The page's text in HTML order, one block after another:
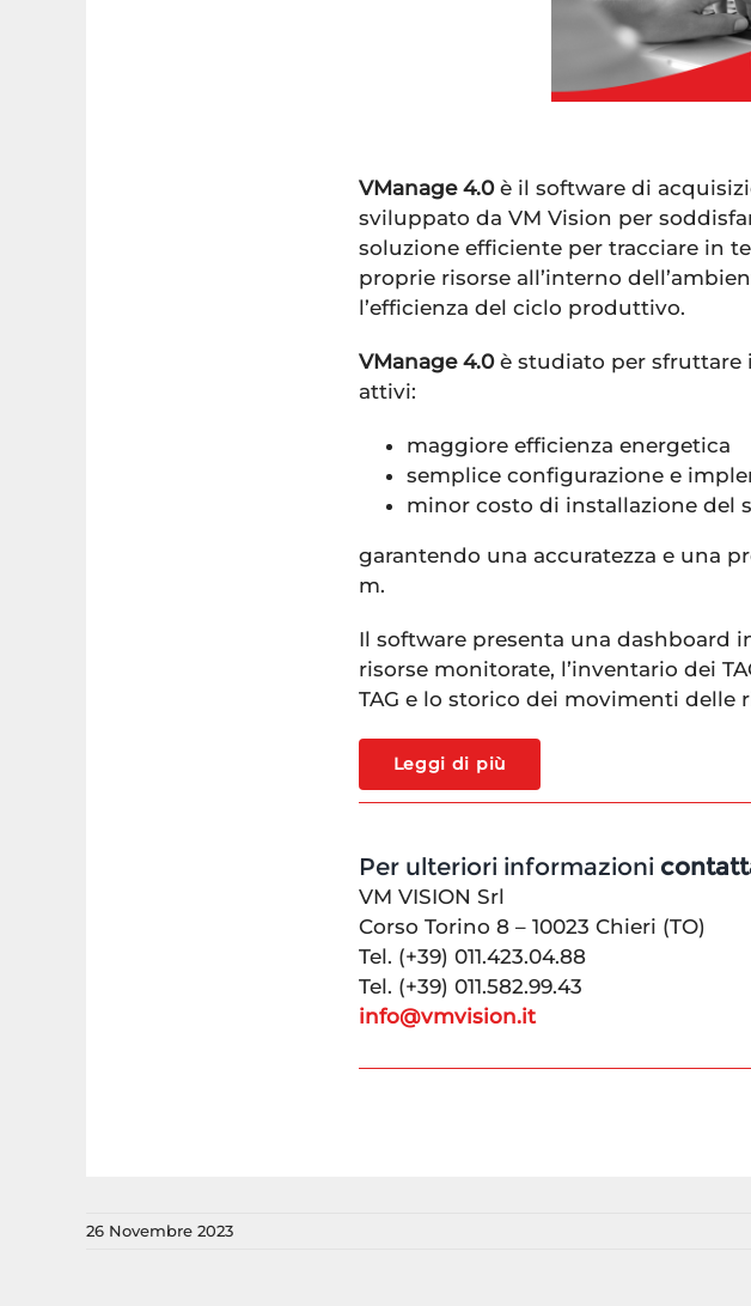
VManage 4.0è il software di
sviluppato da VM Vision per
soluzione efficiente per tracciare in
proprie risorse all’interno
l’efficienza del ciclo produttivo.
VManage 4.0è studiato per sfruttare
attivi:
maggiore efficienza energetica
semplice configurazione e
minor costo di installazione del
garantendo una accuratezza e una
m.
Il software presenta una dashboard
risorse monitorate, l’inventario dei
TAG e lo storico dei movimenti delle
Leggi di più
Per ulteriori informazioni
VM VISION Srl
Corso Torino 8 – 10023 Chieri (TO)
Tel. (+39) 011.423.04.88
Tel. (+39) 011.582.99.43
info@vmvision.it
26 Novembre 2023